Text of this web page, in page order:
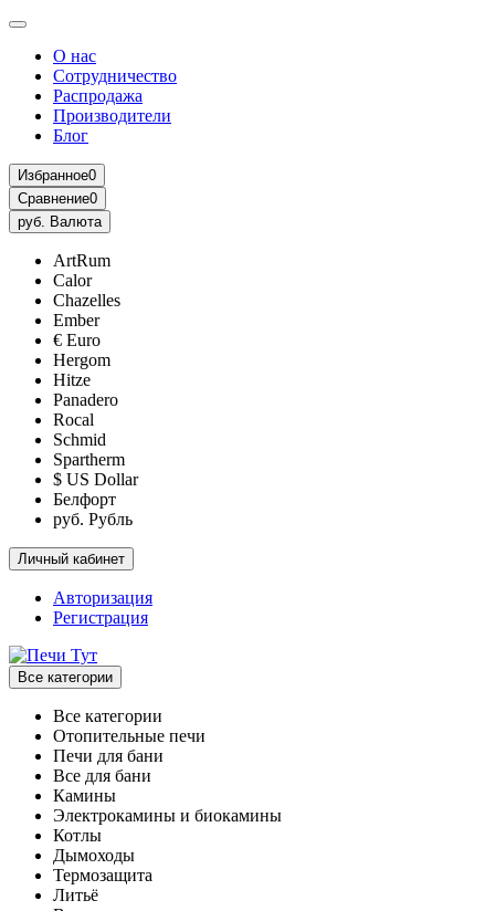
О нас
Сотрудничество
Распродажа
Производители
Блог
Избранное0
Сравнение0
руб. Валюта
ArtRum
Calor
Chazelles
Ember
€ Euro
Hergom
Hitze
Panadero
Rocal
Schmid
Spartherm
$ US Dollar
Белфорт
руб. Рубль
Личный кабинет
Авторизация
Регистрация
Все категории
Все категории
Отопительные печи
Печи для бани
Все для бани
Камины
Электрокамины и биокамины
Котлы
Дымоходы
Термозащита
Литьё